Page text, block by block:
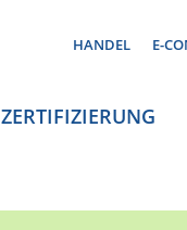
HANDEL E-
ZERTIFIZIERUNG